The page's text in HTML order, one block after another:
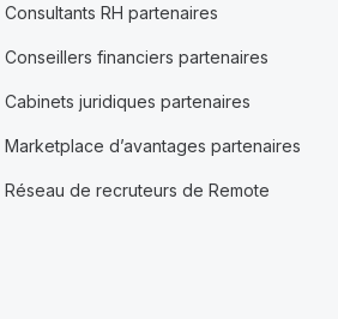
Consultants RH partenaires
Conseillers financiers partenaires
Cabinets juridiques partenaires
Marketplace d’avantages partenaires
Réseau de recruteurs de Remote